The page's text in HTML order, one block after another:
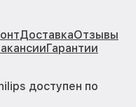
ДоставкаОтзывы
Гарантии
доступен по